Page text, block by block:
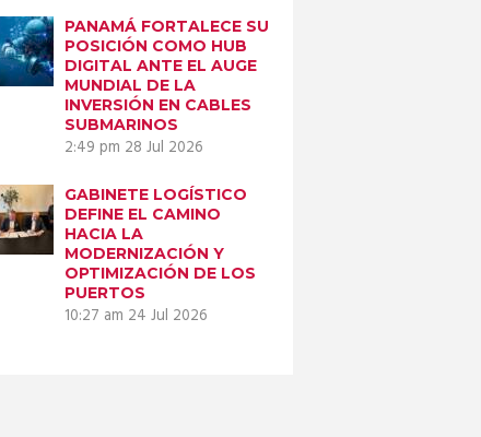
PANAMÁ FORTALECE SU
POSICIÓN COMO HUB
DIGITAL ANTE EL AUGE
MUNDIAL DE LA
INVERSIÓN EN CABLES
SUBMARINOS
2:49 pm 28 Jul 2026
GABINETE LOGÍSTICO
DEFINE EL CAMINO
HACIA LA
MODERNIZACIÓN Y
OPTIMIZACIÓN DE LOS
PUERTOS
10:27 am 24 Jul 2026